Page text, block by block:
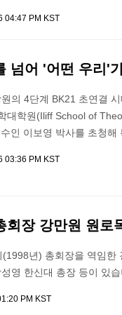
04:47 PM KST
넘어 '어떤 우리'
의 4단계 BK21 초연결
대학원(Iliff School of
인 이보영 박사를 초청
03:36 PM KST
장 강만원 원로
년) 총회장을 역임
영 한신대 총장 등이 있
PM KST